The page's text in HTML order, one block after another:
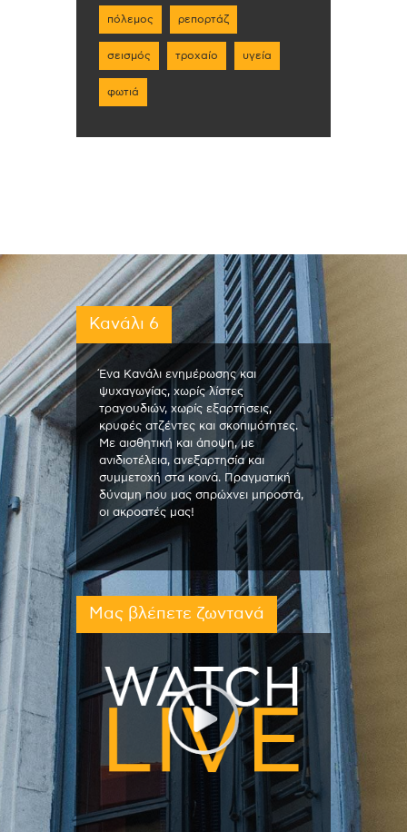
πόλεμος ρεπορτάζ
σεισμός τροχαίο υγεία
φωτιά
Κανάλι 6
Ένα Κανάλι ενημέρωσης και
ψυχαγωγίας, χωρίς λίστες
τραγουδιών, χωρίς εξαρτήσεις,
κρυφές ατζέντες και σκοπιμότητες.
Με αισθητική και άποψη, με
ανιδιοτέλεια, ανεξαρτησία και
συμμετοχή στα κοινά. Πραγματική
δύναμη που μας σπρώχνει μπροστά,
οι ακροατές μας!
Μας βλέπετε ζωντανά